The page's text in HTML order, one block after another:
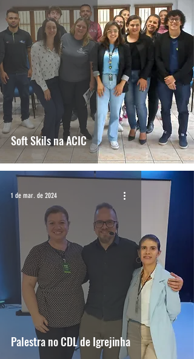
Soft Skils na ACIC
Palestra no CDL de Igrejinha
1 de mar. de 2024